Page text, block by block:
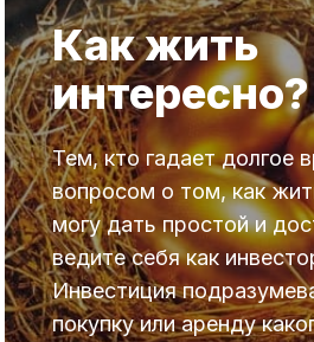
родину.
Несколько месяцев
работать с программой
силы». До этого
«Очищение».
Сказать, что многое
практически ничего не
Изменилось
лучшую сторону.
Невероятным образом
Как жить
интересно?
Тем, кто гадает долгое
вопросом о том, как
могу дать простой и
ведите себя как
Инвестиция
покупку или аренду